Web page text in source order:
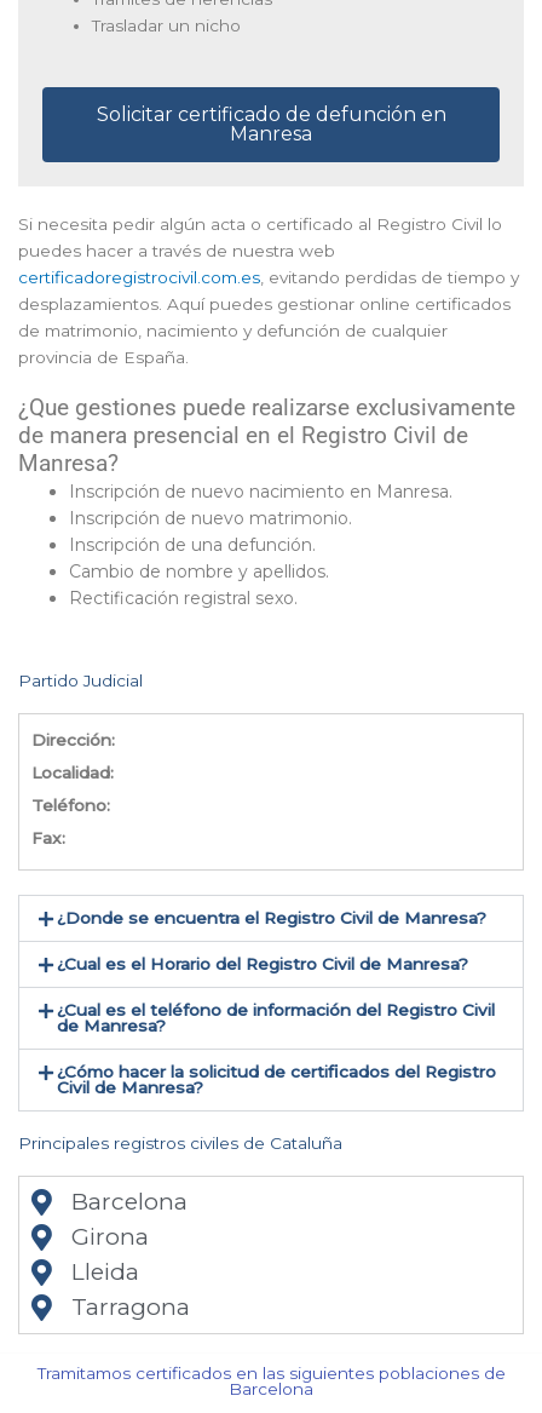
Trasladar un nicho
Solicitar certificado de defunción en
Manresa
Si necesita pedir algún acta o certificado al Registro Civil lo
puedes hacer a través de nuestra web
certificadoregistrocivil.com.es, evitando perdidas de tiempo y
desplazamientos. Aquí puedes gestionar online certificados
de matrimonio, nacimiento y defunción de cualquier
provincia de España.
¿Que gestiones puede realizarse exclusivamente
de manera presencial en el Registro Civil de
Manresa?
Inscripción de nuevo nacimiento en Manresa.
Inscripción de nuevo matrimonio.
Inscripción de una defunción.
Cambio de nombre y apellidos.
Rectificación registral sexo.
Partido Judicial
Dirección:
Localidad:
Teléfono:
Fax:
¿Donde se encuentra el Registro Civil de Manresa​?
¿Cual es el Horario del Registro Civil de Manresa?
¿Cual es el teléfono de información del Registro Civil
de Manresa​?
¿Cómo hacer la solicitud de certificados del Registro
Civil de Manresa​?
Principales registros civiles de Cataluña
Barcelona
Girona
Lleida
Tarragona
Tramitamos certificados en las siguientes poblaciones de
Barcelona​